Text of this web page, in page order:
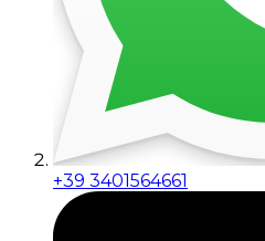
+39 3401564661